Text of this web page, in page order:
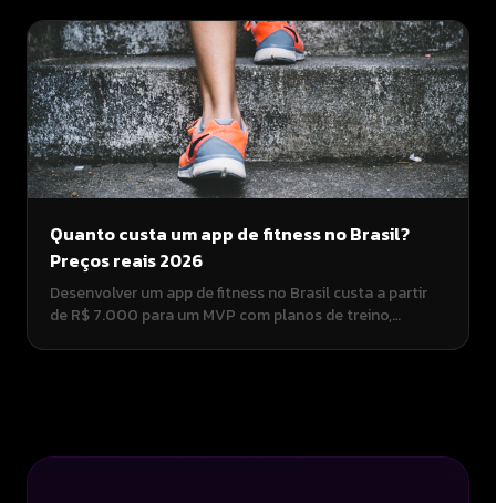
Quanto custa um app de fitness no Brasil?
Preços reais 2026
Desenvolver um app de fitness no Brasil custa a partir
de R$ 7.000 para um MVP com planos de treino,